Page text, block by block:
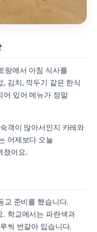
랑에서 아침 식사를
김치, 깍두기 같은 한식
어 있어 메뉴가 정말
객이 많아서인지 카레와
어제보다 오늘
졌어요.
교 준비를 했습니다.
. 학교에서는 파란색과
씩 번갈아 입습니다.